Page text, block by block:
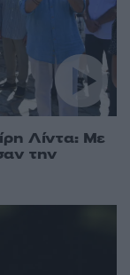
Λίντα: Με
την